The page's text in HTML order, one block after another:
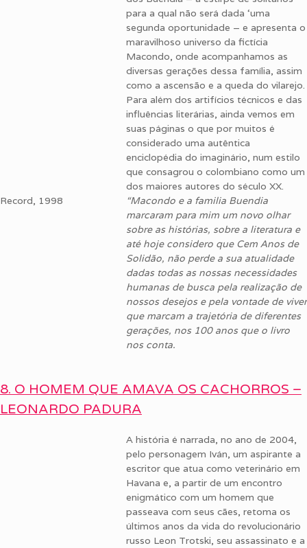
para a qual não será dada ‘uma
segunda oportunidade – e apresenta o
maravilhoso universo da fictícia
Macondo, onde acompanhamos as
diversas gerações dessa família, assim
como a ascensão e a queda do vilarejo.
Para além dos artifícios técnicos e das
influências literárias, ainda vemos em
suas páginas o que por muitos é
considerado uma autêntica
enciclopédia do imaginário, num estilo
que consagrou o colombiano como um
dos maiores autores do século XX.
Record, 1998
“Macondo e a familia Buendia
marcaram para mim um novo olhar
sobre as histórias, sobre a literatura e
até hoje considero que Cem Anos de
Solidão, não perde a sua atualidade
dadas todas as nossas necessidades
humanas de busca pela realização de
nossos desejos e pela vontade de viver
que marcam a trajetória de diferentes
gerações, nos 100 anos que o livro
nos conta.
8. O HOMEM QUE AMAVA OS CACHORROS –
LEONARDO PADURA
A história é narrada, no ano de 2004,
pelo personagem Iván, um aspirante a
escritor que atua como veterinário em
Havana e, a partir de um encontro
enigmático com um homem que
passeava com seus cães, retoma os
últimos anos da vida do revolucionário
russo Leon Trotski, seu assassinato e a